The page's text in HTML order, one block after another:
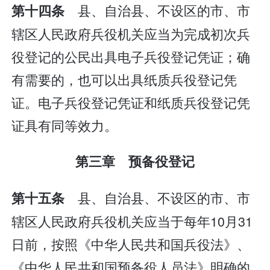
第十四条县、自治县、不设区的市、市
辖区人民政府兵役机关应当为完成初次兵
役登记的公民出具电子兵役登记凭证；确
有需要的，也可以出具纸质兵役登记凭
证。电子兵役登记凭证和纸质兵役登记凭
证具有同等效力。
第三章 预备役登记
第十五条县、自治县、不设区的市、市
辖区人民政府兵役机关应当于每年10月31
日前，按照《中华人民共和国兵役法》、